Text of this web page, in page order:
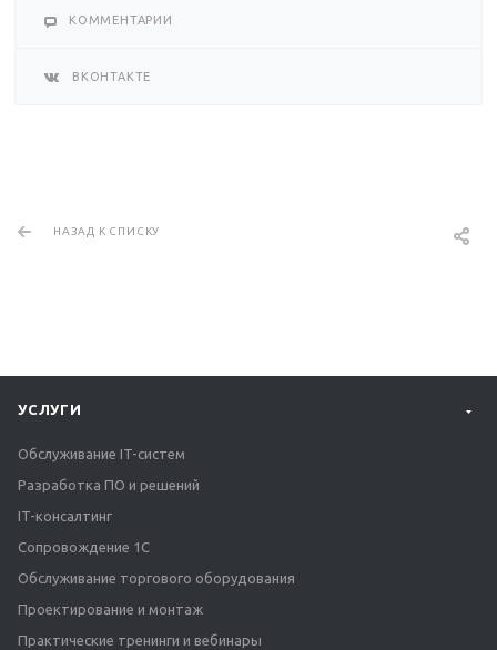
КОММЕНТАРИИ
ВКОНТАКТЕ
НАЗАД К СПИСКУ
УСЛУГИ
Обслуживание IT-систем
Разработка ПО и решений
IT-консалтинг
Сопровождение 1С
Обслуживание торгового оборудования
Проектирование и монтаж
Практические тренинги и вебинары